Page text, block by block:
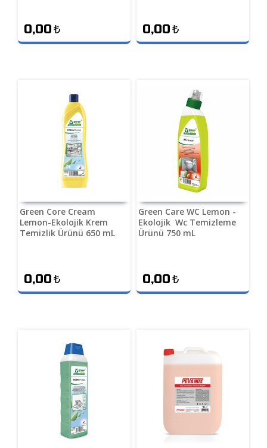
0,00₺ 0,00₺
Green Core Cream
Lemon-Ekolojik Krem
Temizlik Ürünü 650 mL
0,00₺
Green Care WC Lemon -
Ekolojik Wc Temizleme
Ürünü 750 mL
0,00₺